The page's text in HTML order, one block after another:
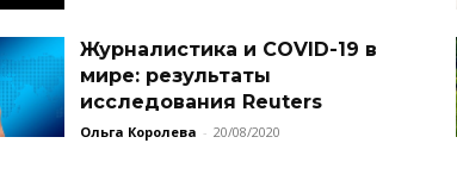
Журналистика и COVID-19 в
мире: результаты
исследования Reuters
Ольга Королева - 20/08/2020